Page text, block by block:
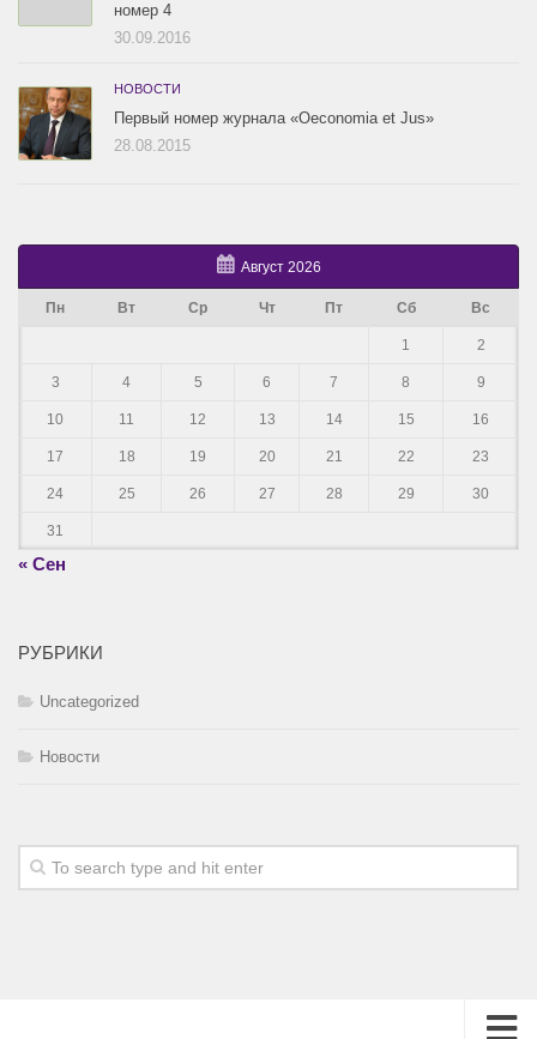
номер 4
30.09.2016
НОВОСТИ
Первый номер журнала «Oeconomia et Jus»
28.08.2015
Август 2026
Пн Вт Ср Чт Пт Сб Вс
1 2
3 4 5 6 7 8 9
10 11 12 13 14 15 16
17 18 19 20 21 22 23
24 25 26 27 28 29 30
31
« Сен
РУБРИКИ
Uncategorized
Новости